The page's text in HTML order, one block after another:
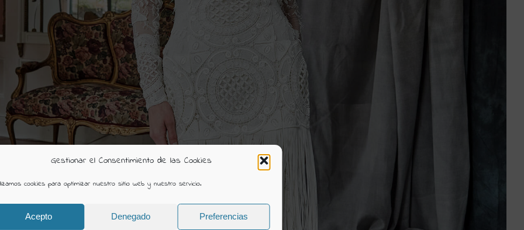
Gestionar el Consentimiento de las Cookies
cookies para optimizar nuestro sitio web y nuestro servicio.
Acepto Denegado Preferencias